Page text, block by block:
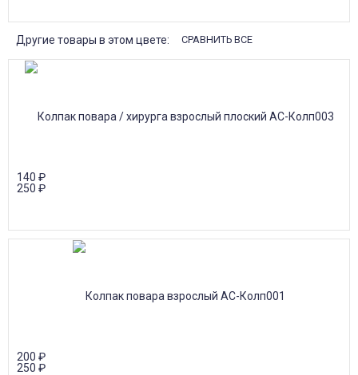
Другие товары в этом цвете: СРАВНИТЬ ВСЕ
140 ₽
250 ₽
200 ₽
250 ₽